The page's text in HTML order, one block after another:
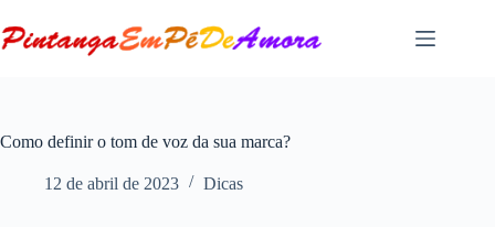
para
o
Como definir o tom de voz da sua marca?
12 de abril de 2023 Dicas